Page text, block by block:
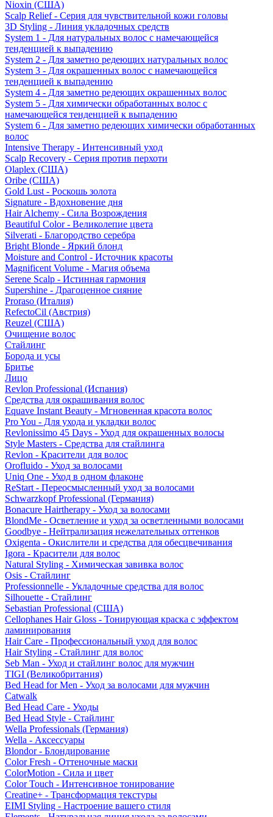
Nioxin (США)
Scalp Relief - Серия для чувствительной кожи головы
3D Styling - Линия укладочных средств
System 1 - Для натуральных волос с намечающейся
тенденцией к выпадению
System 2 - Для заметно редеющих натуральных волос
System 3 - Для окрашенных волос с намечающейся
тенденцией к выпадению
System 4 - Для заметно редеющих окрашенных волос
System 5 - Для химически обработанных волос с
намечающейся тенденцией к выпадению
System 6 - Для заметно редеющих химически обработанных
волос
Intensive Therapy - Интенсивный уход
Scalp Recovery - Серия против перхоти
Olaplex (США)
Oribe (США)
Gold Lust - Роскошь золота
Signature - Вдохновение дня
Hair Alchemy - Сила Возрождения
Beautiful Color - Великолепие цвета
Silverati - Благородство серебра
Bright Blonde - Яркий блонд
Moisture and Control - Источник красоты
Magnificent Volume - Магия объема
Serene Scalp - Истинная гармония
Supershine - Драгоценное сияние
Proraso (Италия)
RefectoCil (Австрия)
Reuzel (США)
Очищение волос
Стайлинг
Борода и усы
Бритье
Лицо
Revlon Professional (Испания)
Средства для окрашивания волос
Equave Instant Beauty - Мгновенная красота волос
Pro You - Для ухода и укладки волос
Revlonissimo 45 Days - Уход для окрашенных волосы
Style Masters - Средства для стайлинга
Revlon - Красители для волос
Orofluido - Уход за волосами
Uniq One - Уход в одном флаконе
ReStart - Переосмысленный уход за волосами
Schwarzkopf Professional (Германия)
Bonacure Hairtherapy - Уход за волосами
BlondMe - Осветление и уход за осветленными волосами
Goodbye - Нейтрализация нежелательных оттенков
Oxigenta - Окислители и средства для обесцвечивания
Igora - Красители для волос
Natural Styling - Химическая завивка волос
Osis - Стайлинг
Professionnelle - Укладочные средства для волос
Silhouette - Стайлинг
Sebastian Professional (США)
Cellophanes Hair Gloss - Тонирующая краска с эффектом
ламинирования
Hair Care - Профессиональный уход для волос
Hair Styling - Стайлинг для волос
Seb Man - Уход и стайлинг волос для мужчин
TIGI (Великобритания)
Bed Head for Men - Уход за волосами для мужчин
Catwalk
Bed Head Care - Уходы
Bed Head Style - Стайлинг
Wella Professionals (Германия)
Wella - Аксессуары
Blondor - Блондирование
Color Fresh - Оттеночные маски
ColorMotion - Сила и цвет
Color Touch - Интенсивное тонирование
Creatine+ - Трансформация текстуры
EIMI Styling - Настроение вашего стиля